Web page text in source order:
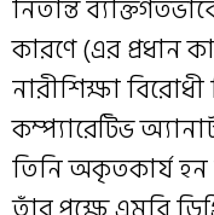
নিতান্ত
কারণে (এর প্রধান
নারীশিক্ষা
কম্প্যারেটিভ
তিনি অকৃতকার্য হন